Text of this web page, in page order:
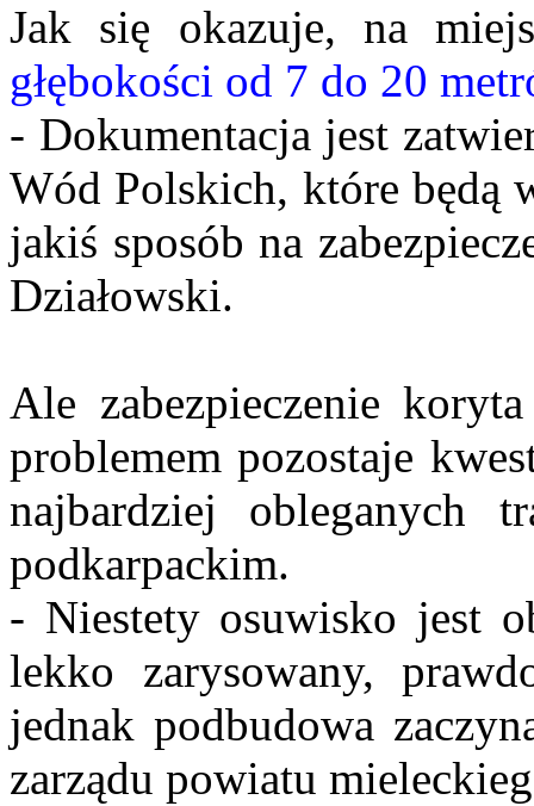
Jak się okazuje, na
głębokości od 7 do 20
- Dokumentacja jest
Wód Polskich, które będą
jakiś sposób na
Działowski.
Ale zabezpieczenie
problemem pozostaje
najbardziej obleganych
podkarpackim.
- Niestety osuwisko jest
lekko zarysowany,
jednak podbudowa
zarządu powiatu